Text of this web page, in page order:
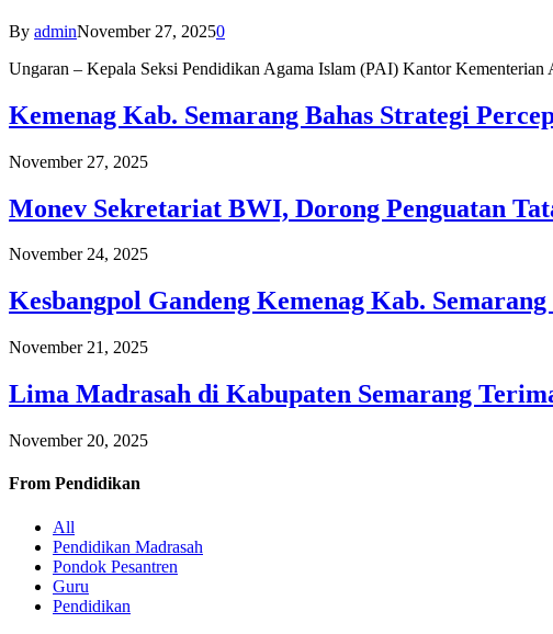
By adminNovember 27, 20250
Ungaran – Kepala Seksi Pendidikan Agama Islam (PAI) Kantor
Kemenag Kab. Semarang Bahas Strategi
November 27, 2025
Monev Sekretariat BWI, Dorong Penguatan
November 24, 2025
Kesbangpol Gandeng Kemenag Kab.
November 21, 2025
Lima Madrasah di Kabupaten Semarang
November 20, 2025
From Pendidikan
All
Pendidikan Madrasah
Pondok Pesantren
Guru
Pendidikan